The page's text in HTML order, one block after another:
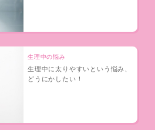
生理中の悩み
生理中に太りやすいという悩み、
どうにかしたい！